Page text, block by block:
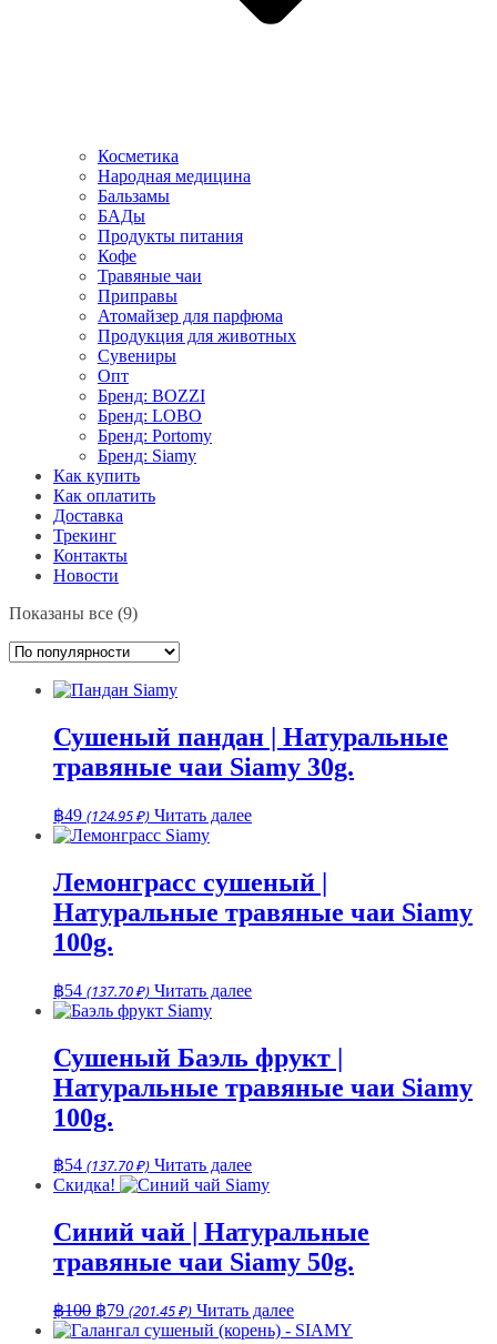
Косметика
Народная медицина
Бальзамы
БАДы
Продукты питания
Кофе
Травяные чаи
Приправы
Атомайзер для парфюма
Продукция для животных
Сувениры
Опт
Бренд: BOZZI
Бренд: LOBO
Бренд: Portomy
Бренд: Siamy
Как купить
Как оплатить
Доставка
Трекинг
Контакты
Новости
Показаны все (9)Сортировка:
популярности
Сушеный пандан | Натуральные
травяные чаи Siamy 30g.
฿49 (124.95 ₽) Читать далее
Лемонграсс сушеный |
Натуральные травяные чаи Siamy
100g.
฿54 (137.70 ₽) Читать далее
Сушеный Баэль фрукт |
Натуральные травяные чаи Siamy
100g.
฿54 (137.70 ₽) Читать далее
Скидка!
Синий чай | Натуральные
травяные чаи Siamy 50g.
฿100 Первоначальная
цена
฿79Текущая
цена:
(201.45 ₽) Читать далее